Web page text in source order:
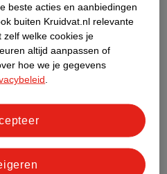
gemakkelijk bezorgen in de
drogist. Dit betekent dat je
beste acties en aanbiedingen
buiten Kruidvat.nl relevante
zelf welke cookies je
altijd aanpassen of
hoe we je gegevens